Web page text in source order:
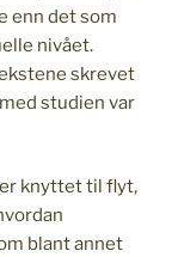
enn det som
nivået.
skrevet
studien var
knyttet til flyt,
blant annet